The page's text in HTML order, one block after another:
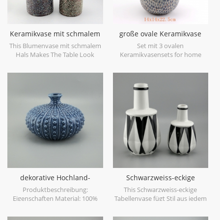
Keramikvase mit schmalem
Hals
This Blumenvase mit schmalem
Hals Makes The Table Look
große ovale Keramikvase
blau antik
Set mit 3 ovalen
Keramikvasensets for home
dekorative Hochland-
Tischvase
Produktbeschreibung:
Eigenschaften Material: 100%
handgemacht Vorteil: 1)
Schwarzweiss-eckige
Tabellenvase
This Schwarzweiss-eckige
Tabellenvase fügt Stil aus jedem
verleihen jedem Ambiente ein